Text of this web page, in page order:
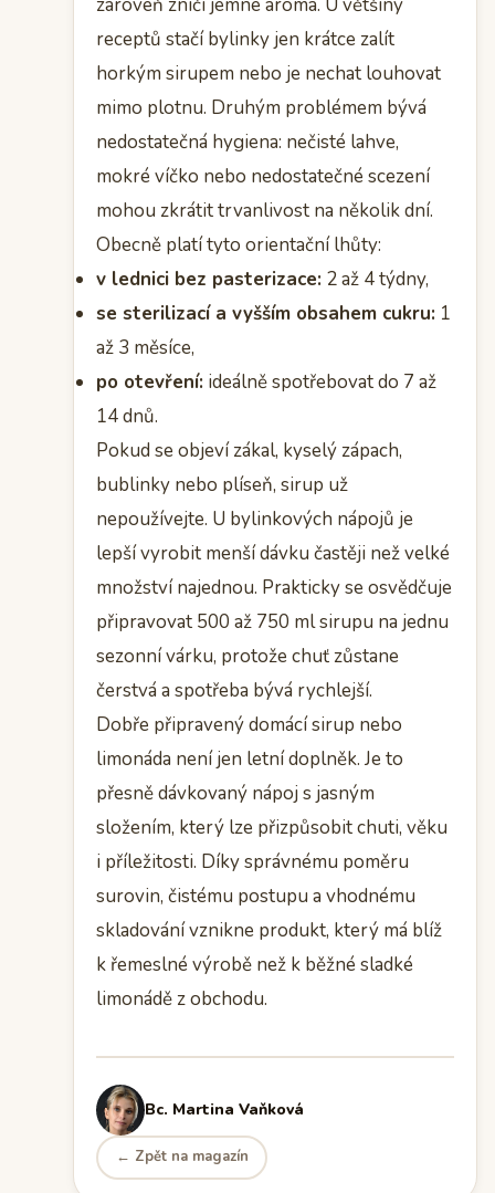
receptů stačí bylinky jen krátce zalít
horkým sirupem nebo je nechat louhovat
mimo plotnu. Druhým problémem bývá
nedostatečná hygiena: nečisté lahve,
mokré víčko nebo nedostatečné scezení
mohou zkrátit trvanlivost na několik dní.
Obecně platí tyto orientační lhůty:
v lednici bez pasterizace: 2 až 4 týdny,
se sterilizací a vyšším obsahem cukru: 1
až 3 měsíce,
po otevření: ideálně spotřebovat do 7 až
14 dnů.
Pokud se objeví zákal, kyselý zápach,
bublinky nebo plíseň, sirup už
nepoužívejte. U bylinkových nápojů je
lepší vyrobit menší dávku častěji než velké
množství najednou. Prakticky se osvědčuje
připravovat 500 až 750 ml sirupu na jednu
sezonní várku, protože chuť zůstane
čerstvá a spotřeba bývá rychlejší.
Dobře připravený domácí sirup nebo
limonáda není jen letní doplněk. Je to
přesně dávkovaný nápoj s jasným
složením, který lze přizpůsobit chuti, věku
i příležitosti. Díky správnému poměru
surovin, čistému postupu a vhodnému
skladování vznikne produkt, který má blíž
k řemeslné výrobě než k běžné sladké
limonádě z obchodu.
Bc. Martina Vaňková
← Zpět na magazín